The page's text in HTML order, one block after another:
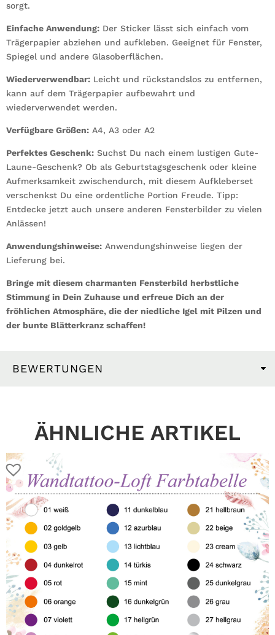
sorgt.
Einfache Anwendung: Der Sticker lässt sich einfach vom
Trägerpapier abziehen und aufkleben. Geeignet für Fenster,
Spiegel und andere Glasoberflächen.
Wiederverwendbar: Leicht und rückstandslos zu entfernen,
kann auf dem Trägerpapier aufbewahrt und
wiederverwendet werden.
Verfügbare Größen: A4, A3 oder A2
Perfektes Geschenk: Suchst Du nach einem lustigen Gute-
Laune-Geschenk? Ob als Geburtstagsgeschenk oder kleine
Aufmerksamkeit zwischendurch, mit diesem Aufkleberset
verschenkst Du eine ordentliche Portion Freude. Tipp:
Entdecke jetzt auch unsere anderen Fensterbilder zu vielen
Anlässen!
Anwendungshinweise: Anwendungshinweise liegen der
Lieferung bei.
Bringe mit diesem charmanten Fensterbild herbstliche
Stimmung in Dein Zuhause und erfreue Dich an der
fröhlichen Atmosphäre, die der niedliche Igel mit Pilzen und
der bunte Blätterkranz schaffen!
BEWERTUNGEN
ÄHNLICHE ARTIKEL